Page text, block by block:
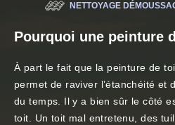
NETTOYAGE
Pourquoi une peinture
À part le fait que la peinture de
permet de raviver l’étanchéité et
du temps. Il y a bien sûr le côté
toit. Un toit mal entretenu, des